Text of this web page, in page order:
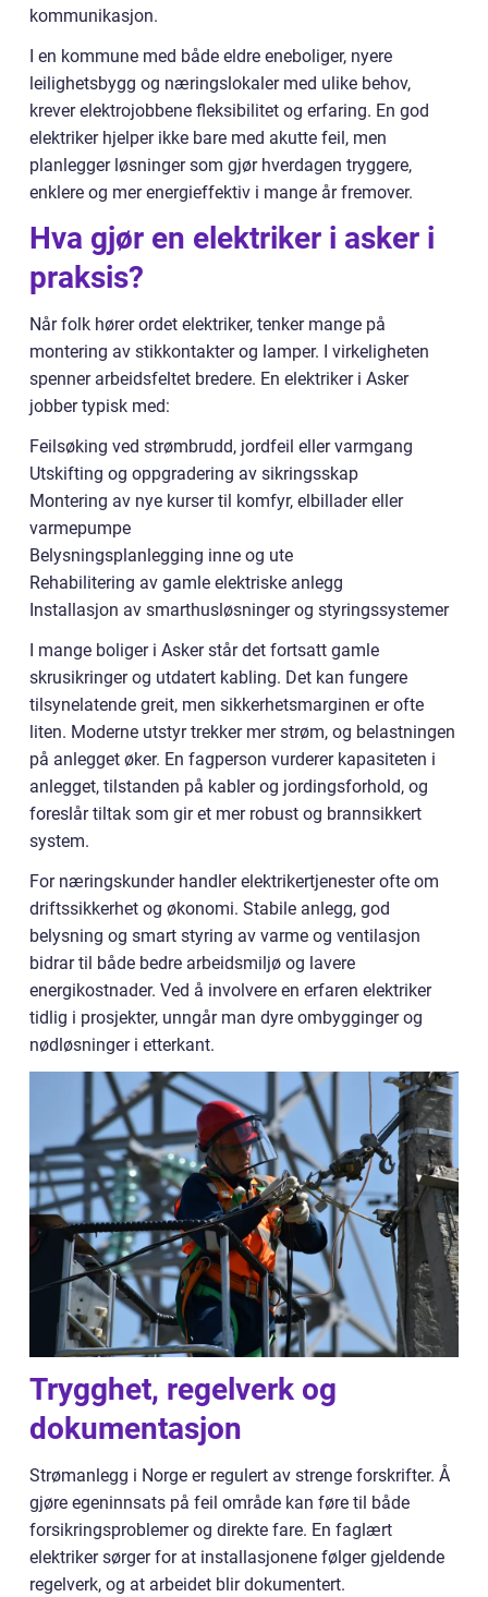
kommunikasjon.
I en kommune med både eldre eneboliger, nyere
leilighetsbygg og næringslokaler med ulike behov,
krever elektrojobbene fleksibilitet og erfaring. En god
elektriker hjelper ikke bare med akutte feil, men
planlegger løsninger som gjør hverdagen tryggere,
enklere og mer energieffektiv i mange år fremover.
Hva gjør en elektriker i asker i
praksis?
Når folk hører ordet elektriker, tenker mange på
montering av stikkontakter og lamper. I virkeligheten
spenner arbeidsfeltet bredere. En elektriker i Asker
jobber typisk med:
Feilsøking ved strømbrudd, jordfeil eller varmgang
Utskifting og oppgradering av sikringsskap
Montering av nye kurser til komfyr, elbillader eller
varmepumpe
Belysningsplanlegging inne og ute
Rehabilitering av gamle elektriske anlegg
Installasjon av smarthusløsninger og styringssystemer
I mange boliger i Asker står det fortsatt gamle
skrusikringer og utdatert kabling. Det kan fungere
tilsynelatende greit, men sikkerhetsmarginen er ofte
liten. Moderne utstyr trekker mer strøm, og belastningen
på anlegget øker. En fagperson vurderer kapasiteten i
anlegget, tilstanden på kabler og jordingsforhold, og
foreslår tiltak som gir et mer robust og brannsikkert
system.
For næringskunder handler elektrikertjenester ofte om
driftssikkerhet og økonomi. Stabile anlegg, god
belysning og smart styring av varme og ventilasjon
bidrar til både bedre arbeidsmiljø og lavere
energikostnader. Ved å involvere en erfaren elektriker
tidlig i prosjekter, unngår man dyre ombygginger og
nødløsninger i etterkant.
Trygghet, regelverk og
dokumentasjon
Strømanlegg i Norge er regulert av strenge forskrifter. Å
gjøre egeninnsats på feil område kan føre til både
forsikringsproblemer og direkte fare. En faglært
elektriker sørger for at installasjonene følger gjeldende
regelverk, og at arbeidet blir dokumentert.